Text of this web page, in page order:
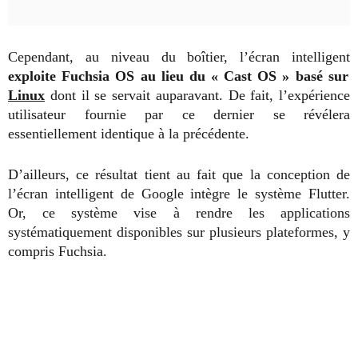
Cependant, au niveau du boîtier, l’écran intelligent
exploite Fuchsia OS au lieu du « Cast OS » basé sur
Linux dont il se servait auparavant. De fait, l’expérience
utilisateur fournie par ce dernier se révélera
essentiellement identique à la précédente.
D’ailleurs, ce résultat tient au fait que la conception de
l’écran intelligent de Google intègre le système Flutter.
Or, ce système vise à rendre les applications
systématiquement disponibles sur plusieurs plateformes, y
compris Fuchsia.